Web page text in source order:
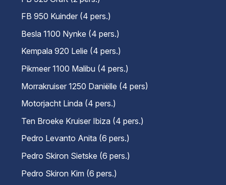
FB 950 Kuinder (4 pers.)
Besla 1100 Nynke (4 pers.)
Kempala 920 Lelie (4 pers.)
Pikmeer 1100 Malibu (4 pers.)
Morrakruiser 1250 Daniëlle (4 pers)
Motorjacht Linda (4 pers.)
Ten Broeke Kruiser Ibiza (4 pers.)
Pedro Levanto Anita (6 pers.)
Pedro Skiron Sietske (6 pers.)
Pedro Skiron Kim (6 pers.)